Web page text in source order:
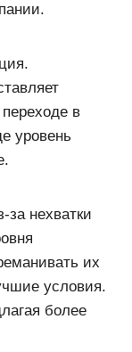
в
уровень
за нехватки
их
условия.
более